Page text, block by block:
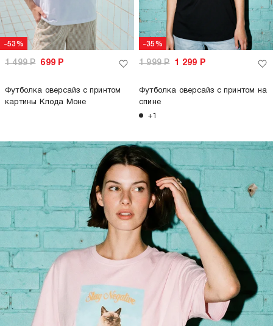
-53%
1 499Р 699 Р
Футболка оверсайз с принтом
картины Клода Моне
-35%
1 999Р 1 299 Р
Футболка оверсайз с принтом на
спине
+1